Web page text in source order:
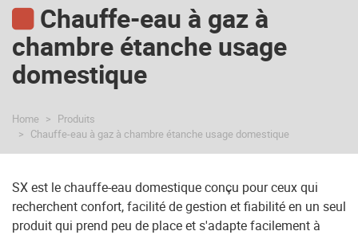
Chauffe-eau à gaz à
chambre étanche usage
domestique
Home
Produits
Chauffe-eau à gaz à chambre étanche usage domestique
SX est le chauffe-eau domestique conçu pour ceux qui
recherchent confort, facilité de gestion et fiabilité en un seul
produit qui prend peu de place et s'adapte facilement à